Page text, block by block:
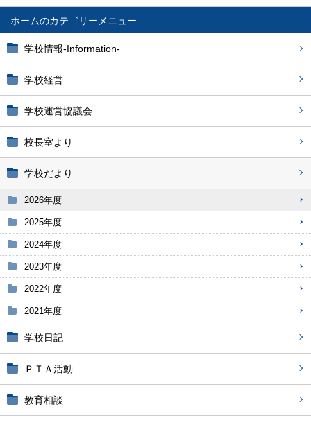
ホーム
学校情報-Information-
学校経営
学校運営協議会
校長室より
学校だより
2026年度
2025年度
2024年度
2023年度
2022年度
2021年度
学校日記
ＰＴＡ活動
教育相談